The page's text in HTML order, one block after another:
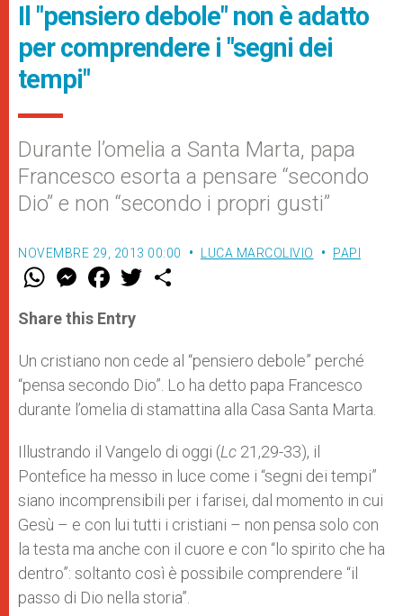
Il "pensiero debole" non è adatto
per comprendere i "segni dei
tempi"
Durante l’omelia a Santa Marta, papa
Francesco esorta a pensare “secondo
Dio” e non “secondo i propri gusti”
NOVEMBRE 29, 2013 00:00 LUCA MARCOLIVIO PAPI
W
t
s
p
p
M
e
s
e
g
e
r
F
a
e
b
o
k
w
r
Share this Entry
Un cristiano non cede al “pensiero debole” perché
“pensa secondo Dio”. Lo ha detto papa Francesco
durante l’omelia di stamattina alla Casa Santa Marta.
Illustrando il Vangelo di oggi (Lc 21,29-33), il
Pontefice ha messo in luce come i “segni dei tempi”
siano incomprensibili per i farisei, dal momento in cui
Gesù – e con lui tutti i cristiani – non pensa solo con
la testa ma anche con il cuore e con “lo spirito che ha
dentro”: soltanto così è possibile comprendere “il
passo di Dio nella storia”.